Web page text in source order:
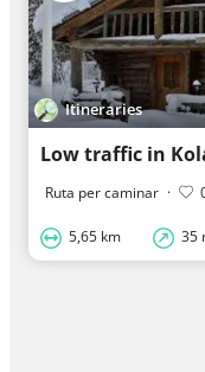
Itineraries
Low traffic in
Ruta per caminar ·
5,65 km 35